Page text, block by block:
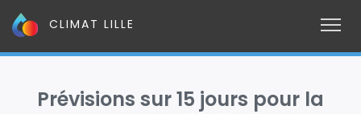
CLIMAT LILLE
Prévisions sur 15 jours pour la